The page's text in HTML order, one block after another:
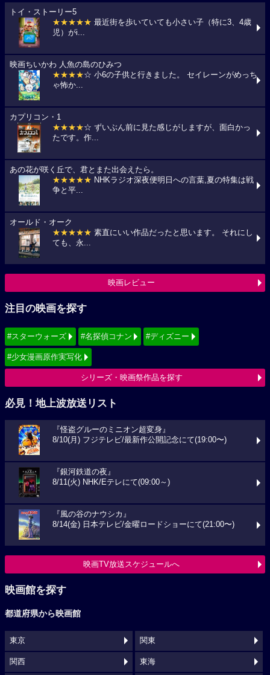
トイ・ストーリー5
★★★★★ 最近街を歩いていても小さい子（特に3、4歳
児）がi...
映画ちいかわ 人魚の島のひみつ
★★★★☆ 小6の子供と行きました。 セイレーンがめっち
ゃ怖か...
カプリコン・1
★★★★☆ ずいぶん前に見た感じがしますが、面白かっ
たです。作...
あの花が咲く丘で、君とまた出会えたら。
★★★★★ NHKラジオ深夜便明日への言葉,夏の特集は戦
争と平...
オールド・オーク
★★★★★ 素直にいい作品だったと思います。 それにし
ても、永...
映画レビュー
注目の映画を探す
#スターウォーズ #名探偵コナン #ディズニー
#少女漫画原作実写化
シリーズ・映画祭作品を探す
必見！地上波放送リスト
『怪盗グルーのミニオン超変身』
8/10(月) フジテレビ/最新作公開記念にて(19:00〜)
『銀河鉄道の夜』
8/11(火) NHK/Eテレにて(09:00～)
『風の谷のナウシカ』
8/14(金) 日本テレビ/金曜ロードショーにて(21:00〜)
映画TV放送スケジュールへ
映画館を探す
都道府県から映画館
東京 関東
関西 東海